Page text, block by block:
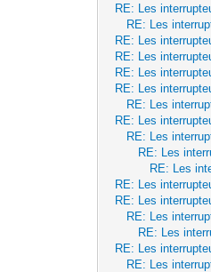
RE: Les
RE: Les
RE: Les
RE: Les
RE: Les
RE: Les
RE: Les
RE: Les
RE: Les
RE: Les
RE: Les
RE: Les
RE: Les
RE: Les
RE: Les
RE: Les
RE: Les